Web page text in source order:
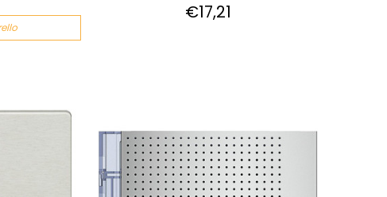
€17,21